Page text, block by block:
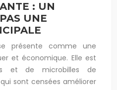
: UN
UNE
présente comme une
et économique. Elle est
et de microbilles de
sont censées améliorer